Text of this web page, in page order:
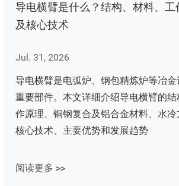
导电横臂是什么？结构、材料、工
及核心技术
Jul. 31, 2026
导电横臂是电弧炉、钢包精炼炉等冶金
重要部件。本文详细介绍导电横臂的结
作原理、铜钢复合及铝合金材料、水冷
核心技术、主要优势和发展趋势
阅读更多 >>